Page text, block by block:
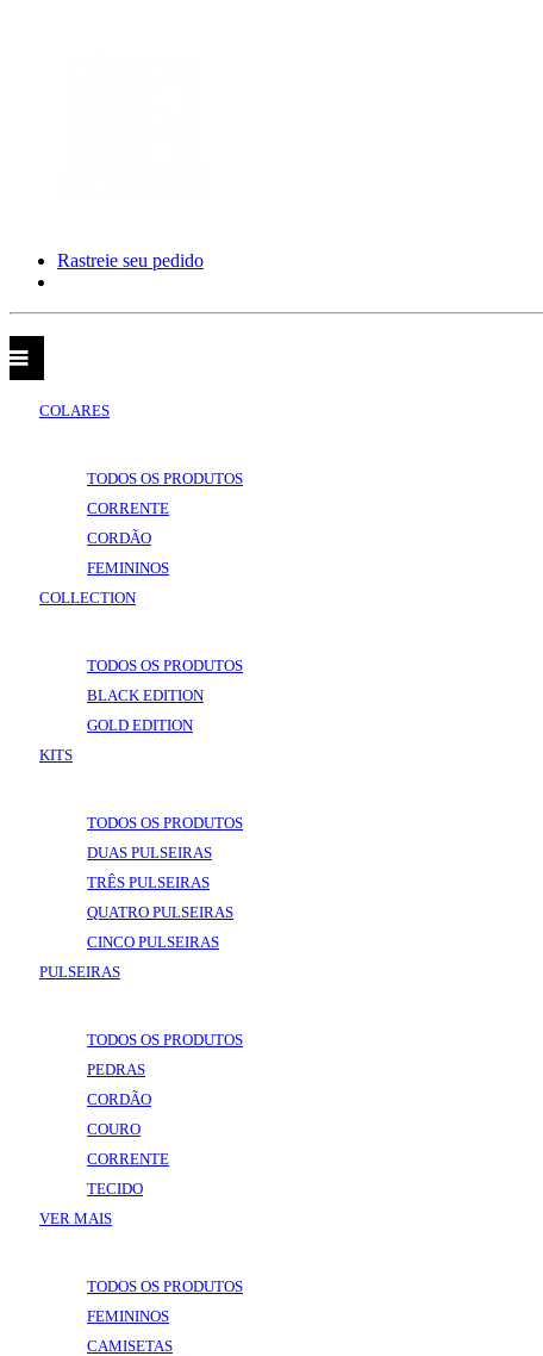
Rastreie seu pedido
COLARES
TODOS OS PRODUTOS
CORRENTE
CORDÃO
FEMININOS
COLLECTION
TODOS OS PRODUTOS
BLACK EDITION
GOLD EDITION
KITS
TODOS OS PRODUTOS
DUAS PULSEIRAS
TRÊS PULSEIRAS
QUATRO PULSEIRAS
CINCO PULSEIRAS
PULSEIRAS
TODOS OS PRODUTOS
PEDRAS
CORDÃO
COURO
CORRENTE
TECIDO
VER MAIS
TODOS OS PRODUTOS
FEMININOS
CAMISETAS